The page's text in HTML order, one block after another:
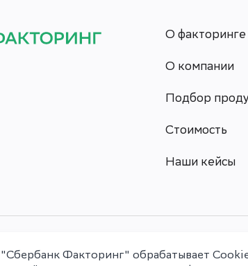
О факторинге
О компании
Подбор
Стоимость
Наши кейсы
Факторинг" обрабатывает